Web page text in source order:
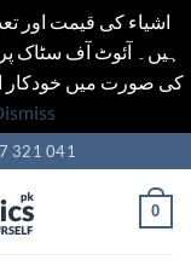
اشیاء کی قیمت اور
ہیں۔ آئوٹ آف سٹاک
کی صورت میں خودکار
321 041
0